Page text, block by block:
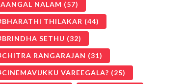
AANGAL NALAM (57)
BHARATHI THILAKAR (44)
BRINDHA SETHU (32)
CHITRA RANGARAJAN (31)
CINEMAVUKKU VAREEGALA? (25)